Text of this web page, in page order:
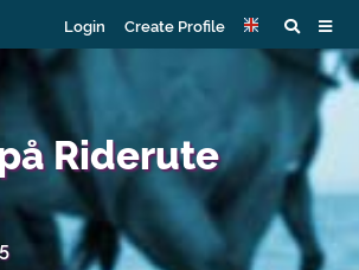
Login Create Profile
Riderute